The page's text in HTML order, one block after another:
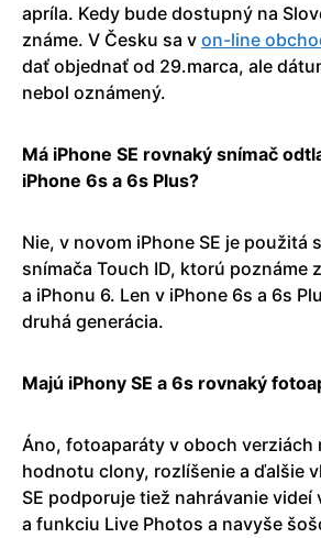
apríla. Kedy bude dostupný na
známe. V Česku sa v on-line
dať objednať od 29.marca, ale
nebol oznámený.
Má iPhone SE rovnaký snímač
iPhone 6s a 6s Plus?
Nie, v novom iPhone SE je použitá
snímača Touch ID, ktorú poznáme
a iPhonu 6. Len v iPhone 6s a 6s
druhá generácia.
Majú iPhony SE a 6s rovnaký
Áno, fotoaparáty v oboch verziách
hodnotu clony, rozlíšenie a ďalšie
SE podporuje tiež nahrávanie videí
a funkciu Live Photos a navyše